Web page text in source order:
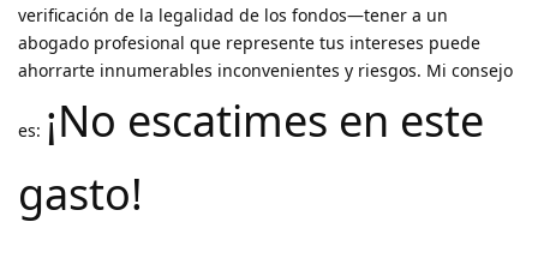
verificación de la legalidad de los fondos—tener a un
abogado profesional que represente tus intereses puede
ahorrarte innumerables inconvenientes y riesgos. Mi consejo
es: ¡No escatimes en este
gasto!